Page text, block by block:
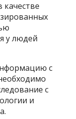
качестве
у людей
с
с
и